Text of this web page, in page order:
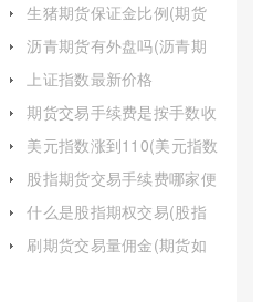
生猪期货保证金比例(期货
保证金比例如何降低)
沥青期货有外盘吗(沥青期
货有夜盘吗)
上证指数最新价格
605488(上证指数今天
009548)
期货交易手续费是按手数收
取的吗(期货的手续费是怎
么收取的)
美元指数涨到110(美元指数
涨到100说明什么)
股指期货交易手续费哪家便
宜(股指期货手续费)
什么是股指期权交易(股指
期权交易入门知识)
刷期货交易量佣金(期货如